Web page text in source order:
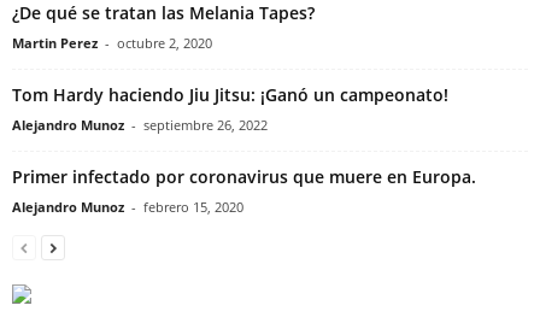
¿De qué se tratan las Melania Tapes?
Martin Perez - octubre 2, 2020
Tom Hardy haciendo Jiu Jitsu: ¡Ganó un campeonato!
Alejandro Munoz - septiembre 26, 2022
Primer infectado por coronavirus que muere en Europa.
Alejandro Munoz - febrero 15, 2020